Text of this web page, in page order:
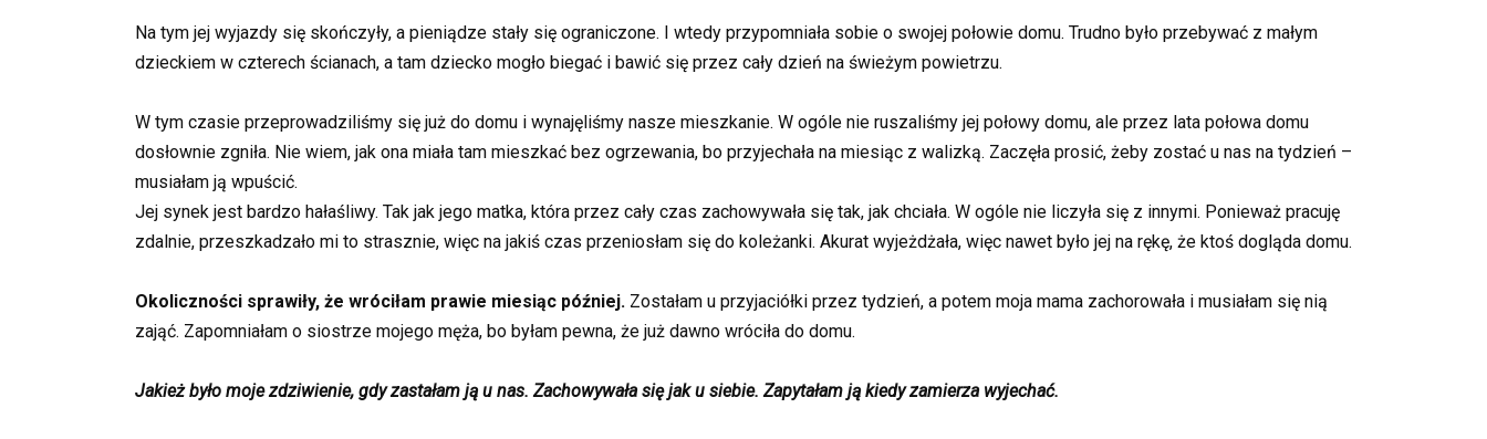
Na tym jej wyjazdy się skończyły, a pieniądze stały się ograniczone. I wtedy przypomniała sobie o swojej połowie domu. Trudno było przebywać z małym
dzieckiem w czterech ścianach, a tam dziecko mogło biegać i bawić się przez cały dzień na świeżym powietrzu.
W tym czasie przeprowadziliśmy się już do domu i wynajęliśmy nasze mieszkanie. W ogóle nie ruszaliśmy jej połowy domu, ale przez lata połowa domu
dosłownie zgniła. Nie wiem, jak ona miała tam mieszkać bez ogrzewania, bo przyjechała na miesiąc z walizką. Zaczęła prosić, żeby zostać u nas na tydzień –
musiałam ją wpuścić.
Jej synek jest bardzo hałaśliwy. Tak jak jego matka, która przez cały czas zachowywała się tak, jak chciała. W ogóle nie liczyła się z innymi. Ponieważ pracuję
zdalnie, przeszkadzało mi to strasznie, więc na jakiś czas przeniosłam się do koleżanki. Akurat wyjeżdżała, więc nawet było jej na rękę, że ktoś dogląda domu.
Okoliczności sprawiły, że wróciłam prawie miesiąc później. Zostałam u przyjaciółki przez tydzień, a potem moja mama zachorowała i musiałam się nią
zająć. Zapomniałam o siostrze mojego męża, bo byłam pewna, że już dawno wróciła do domu.
Jakież było moje zdziwienie, gdy zastałam ją u nas. Zachowywała się jak u siebie. Zapytałam ją kiedy zamierza wyjechać.